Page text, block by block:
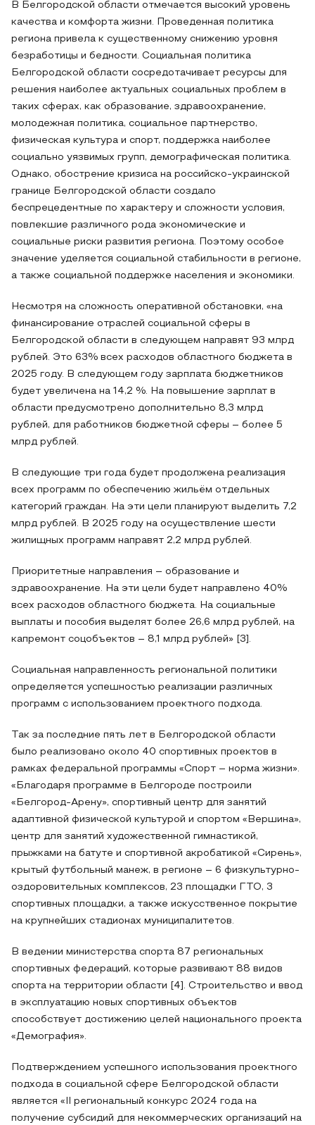
В Белгородской области отмечается высокий уровень
качества и комфорта жизни. Проведенная политика
региона привела к существенному снижению уровня
безработицы и бедности. Социальная политика
Белгородской области сосредотачивает ресурсы для
решения наиболее актуальных социальных проблем в
таких сферах, как образование, здравоохранение,
молодежная политика, социальное партнерство,
физическая культура и спорт, поддержка наиболее
социально уязвимых групп, демографическая политика.
Однако, обострение кризиса на российско-украинской
границе Белгородской области создало
беспрецедентные по характеру и сложности условия,
повлекшие различного рода экономические и
социальные риски развития региона. Поэтому особое
значение уделяется социальной стабильности в регионе,
а также социальной поддержке населения и экономики.
Несмотря на сложность оперативной обстановки, «на
финансирование отраслей социальной сферы в
Белгородской области в следующем направят 93 млрд
рублей. Это 63% всех расходов областного бюджета в
2025 году. В следующем году зарплата бюджетников
будет увеличена на 14,2 %. На повышение зарплат в
области предусмотрено дополнительно 8,3 млрд
рублей, для работников бюджетной сферы – более 5
млрд рублей.
В следующие три года будет продолжена реализация
всех программ по обеспечению жильём отдельных
категорий граждан. На эти цели планируют выделить 7,2
млрд рублей. В 2025 году на осуществление шести
жилищных программ направят 2,2 млрд рублей.
Приоритетные направления – образование и
здравоохранение. На эти цели будет направлено 40%
всех расходов областного бюджета. На социальные
выплаты и пособия выделят более 26,6 млрд рублей, на
капремонт соцобъектов – 8,1 млрд рублей» [3].
Социальная направленность региональной политики
определяется успешностью реализации различных
программ с использованием проектного подхода.
Так за последние пять лет в Белгородской области
было реализовано около 40 спортивных проектов в
рамках федеральной программы «Спорт – норма жизни».
«Благодаря программе в Белгороде построили
«Белгород-Арену», спортивный центр для занятий
адаптивной физической культурой и спортом «Вершина»,
центр для занятий художественной гимнастикой,
прыжками на батуте и спортивной акробатикой «Сирень»,
крытый футбольный манеж, в регионе – 6 физкультурно-
оздоровительных комплексов, 23 площадки ГТО, 3
спортивных площадки, а также искусственное покрытие
на крупнейших стадионах муниципалитетов.
В ведении министерства спорта 87 региональных
спортивных федераций, которые развивают 88 видов
спорта на территории области [4]. Строительство и ввод
в эксплуатацию новых спортивных объектов
способствует достижению целей национального проекта
«Демография».
Подтверждением успешного использования проектного
подхода в социальной сфере Белгородской области
является «II региональный конкурс 2024 года на
получение субсидий для некоммерческих организаций на